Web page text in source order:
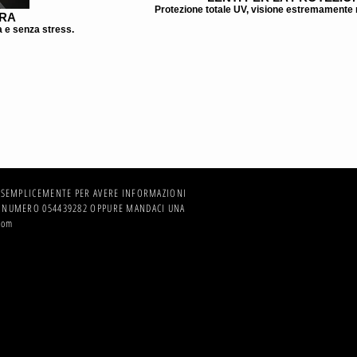
e senza stress.
Protezione totale UV, visione estremamente
PER AVERE INFORMAZIONI
054439282 OPPURE MANDACI UNA